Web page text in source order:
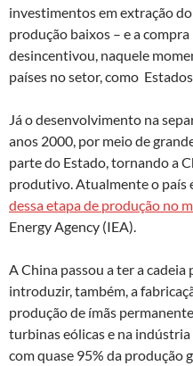
investimentos em extração
produção baixos – e a
desincentivou, naquele
países no setor, como
Já o desenvolvimento na
anos 2000, por meio de
parte do Estado, tornando a
produtivo. Atualmente o país
dessa etapa de produção no
Energy Agency (IEA).
A China passou a ter a
introduzir, também, a
produção de ímãs
turbinas eólicas e na
com quase 95% da produção